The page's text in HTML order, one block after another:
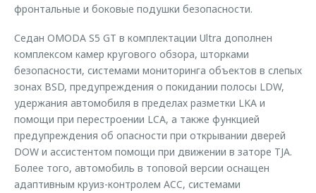
фронтальные и боковые подушки безопасности.
Седан OMODA S5 GT в комплектации Ultra дополнен
комплексом камер кругового обзора, шторками
безопасности, системами мониторинга объектов в слепых
зонах BSD, предупреждения о покидании полосы LDW,
удержания автомобиля в пределах разметки LKA и
помощи при перестроении LCA, а также функцией
предупреждения об опасности при открывании дверей
DOW и ассистентом помощи при движении в заторе TJA.
Более того, автомобиль в топовой версии оснащен
адаптивным круиз-контролем ACC, системами